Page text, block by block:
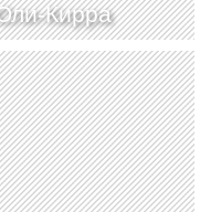
Кирра